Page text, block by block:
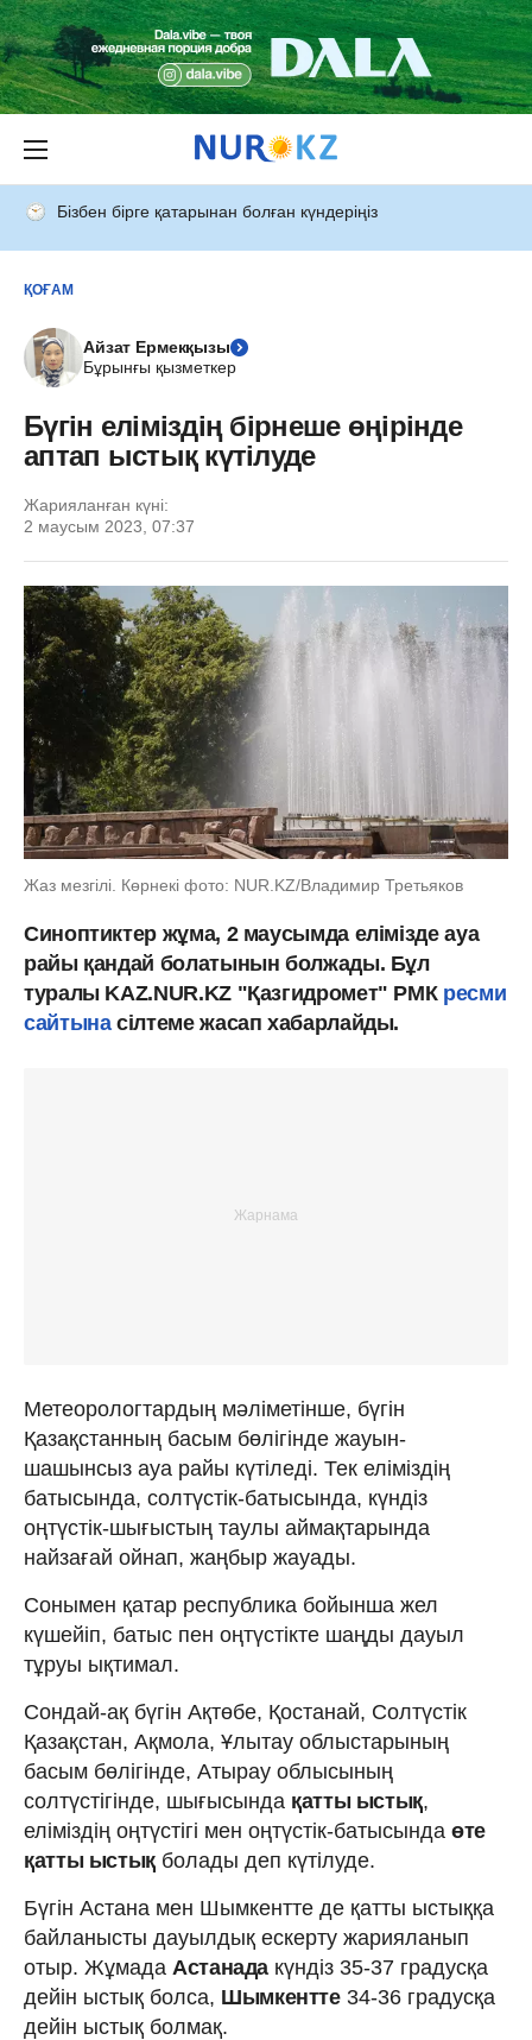
Бізбен бірге қатарынан болған күндеріңіз
ҚОҒАМ
Айзат Ермекқызы
Бұрынғы қызметкер
Бүгін еліміздің бірнеше өңірінде
аптап ыстық күтілуде
Жарияланған күні:
2 маусым 2023, 07:37
Жаз мезгілі. Көрнекі фото: NUR.KZ/Владимир Третьяков
Синоптиктер жұма, 2 маусымда елімізде ауа
райы қандай болатынын болжады. Бұл
туралы KAZ.NUR.KZ "Қазгидромет" РМК ресми
сайтынасілтеме жасап хабарлайды.
Метеорологтардың мәліметінше, бүгін
Қазақстанның басым бөлігінде жауын-
шашынсыз ауа райы күтіледі. Тек еліміздің
батысында, солтүстік-батысында, күндіз
оңтүстік-шығыстың таулы аймақтарында
найзағай ойнап, жаңбыр жауады.
Сонымен қатар республика бойынша жел
күшейіп, батыс пен оңтүстікте шаңды дауыл
тұруы ықтимал.
Сондай-ақ бүгін Ақтөбе, Қостанай, Солтүстік
Қазақстан, Ақмола, Ұлытау облыстарының
басым бөлігінде, Атырау облысының
солтүстігінде, шығысында қатты ыстық,
еліміздің оңтүстігі мен оңтүстік-батысында өте
қатты ыстық болады деп күтілуде.
Бүгін Астана мен Шымкентте де қатты ыстыққа
байланысты дауылдық ескерту жарияланып
отыр. Жұмада Астанада күндіз 35-37 градусқа
дейін ыстық болса, Шымкентте34-36 градусқа
дейін ыстық болмақ.